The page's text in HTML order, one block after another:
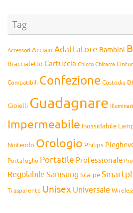
Tag
Accessori Acciaio Adattatore Bambini
Braccialetto Cartuccia Chicco Chitarra
Compatibili Confezione Custodia
Gioielli Guadagnare
Impermeabile Inossidabile
Nintendo Orologio Philips
Portafoglio Portatile Professionale
Regolabile Samsung Scarpe
Trasparente Unisex Universale